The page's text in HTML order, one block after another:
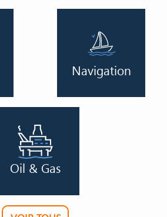
Image
Navigation
Oil & Gas